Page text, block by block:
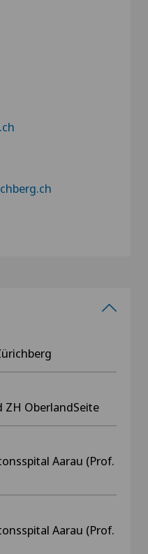
ZH OberlandSeite
Aarau (Prof.
Aarau (Prof.